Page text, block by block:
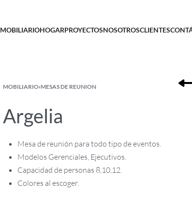
MOBILIARIOHOGARPROYECTOSNOSOTROSCLIENTES
MOBILIARIO›MESAS DE REUNION
Argelia
Mesa de reunión para todo tipo de eventos.
Modelos Gerenciales, Ejecutivos.
Capacidad de personas 8,10,12.
Colores al escoger.